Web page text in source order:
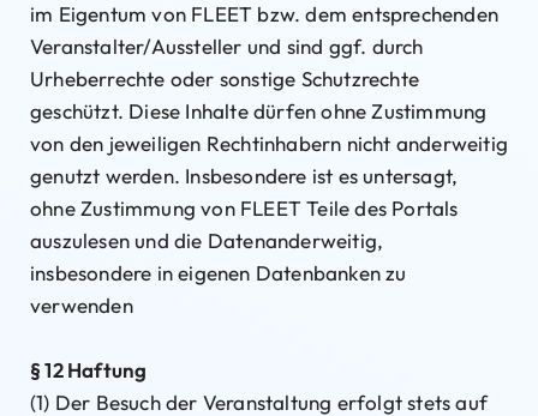
im Eigentum von FLEET bzw. dem entsprechenden
Veranstalter/Aussteller und sind ggf. durch
Urheberrechte oder sonstige Schutzrechte
geschützt. Diese Inhalte dürfen ohne Zustimmung
von den jeweiligen Rechtinhabern nicht anderweitig
genutzt werden. Insbesondere ist es untersagt,
ohne Zustimmung von FLEET Teile des Portals
auszulesen und die Datenanderweitig,
insbesondere in eigenen Datenbanken zu
verwenden
§ 12 Haftung
(1) Der Besuch der Veranstaltung erfolgt stets auf